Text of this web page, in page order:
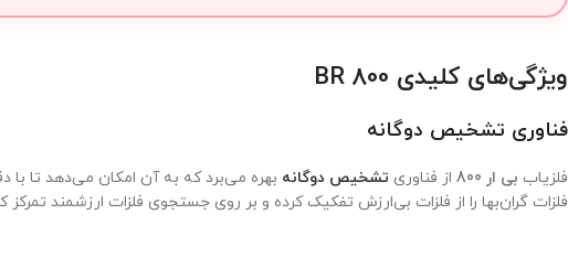
ویژگی‌های کلیدی BR 800
فناوری تشخیص دوگانه
فلزیاب بی ار 800 از فناوری تشخیص دوگانه بهره می‌برد که به آن امکان می‌دهد تا با
فلزات گران‌بها را از فلزات بی‌ارزش تفکیک کرده و بر روی جستجوی فلزات ارزشمند تمرکز